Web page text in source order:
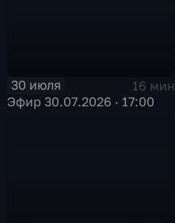
30 июля
16 мин
Эфир 30.07.2026 · 17:00